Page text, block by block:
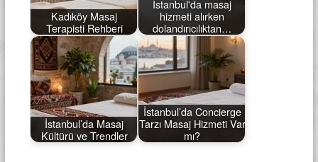
Kadıköy Masaj
Terapisti Rehberi
İstanbul'da masaj
hizmeti alırken
dolandırıcılıktan…
İstanbul’da Masaj
Kültürü ve Trendler
İstanbul’da Concierge
Tarzı Masaj Hizmeti Var
mı?